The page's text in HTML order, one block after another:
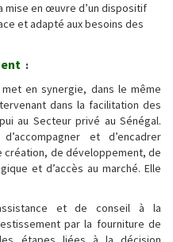
mise en œuvre d’un dispositif
et adapté aux besoins des
:
en synergie, dans le même
dans la facilitation des
au Secteur privé au Sénégal.
et d’encadrer
création, de développement, de
et d’accès au marché. Elle
et de conseil à la
par la fourniture de